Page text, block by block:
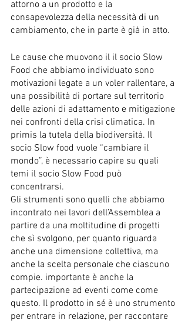
attorno a un prodotto e la
consapevolezza della necessità di un
cambiamento, che in parte è già in atto.
Le cause che muovono il il socio Slow
Food che abbiamo individuato sono
motivazioni legate a un voler rallentare, a
una possibilità di portare sul territorio
delle azioni di adattamento e mitigazione
nei confronti della crisi climatica. In
primis la tutela della biodiversità. Il
socio Slow food vuole “cambiare il
mondo”, è necessario capire su quali
temi il socio Slow Food può
concentrarsi.
Gli strumenti sono quelli che abbiamo
incontrato nei lavori dell’Assemblea a
partire da una moltitudine di progetti
che sì svolgono, per quanto riguarda
anche una dimensione collettiva, ma
anche la scelta personale che ciascuno
compie. importante è anche la
partecipazione ad eventi come come
questo. Il prodotto in sé è uno strumento
per entrare in relazione, per raccontare